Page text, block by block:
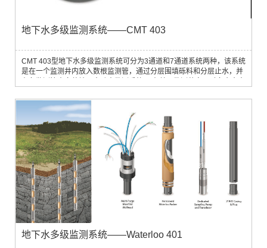
地下水多级监测系统——CMT 403
CMT 403型地下水多级监测系统可分为3通道和7通道系统两种，该系统
是在一个监测井内放入数根监测管，通过分层围填砾料和分层止水，并
地下水多级监测系统——Waterloo 401